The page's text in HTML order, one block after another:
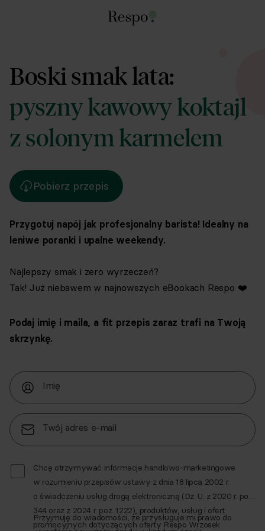
Boski smak lata:
pyszny kawowy koktajl
z solonym karmelem
Pobierz przepis
Przygotuj napój jak profesjonalny barista! Idealny na
leniwe poranki i upalne weekendy.
Najlepszy smak i zero wyrzeczeń?
Tak! Już niebawem w najnowszych eBookach Respo ❤️
Podaj imię i maila, a fit przepis zaraz trafi na Twoją
skrzynkę.
Imię
Twój adres e-mail
Chcę otrzymywać informacje handlowo-marketingowe
w rozumieniu przepisów ustawy z dnia 18 lipca 2002 r.
o świadczeniu usług drogą elektroniczną (Dz. U. z 2020 r. poz.
344 oraz z 2024 r. poz. 1222), produktów, usług i ofert
promocyjnych dotyczących oferty Respo Wrzosek
Przyjmuję do wiadomości, że przysługuje mi prawo do